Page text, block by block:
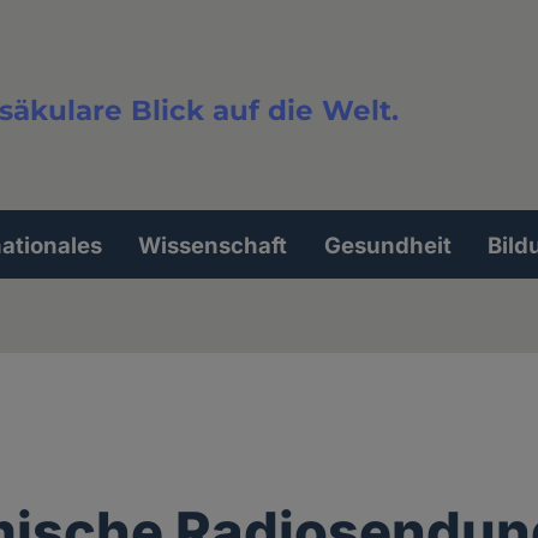
Blick auf die Welt.
Wissenschaft Gesundheit